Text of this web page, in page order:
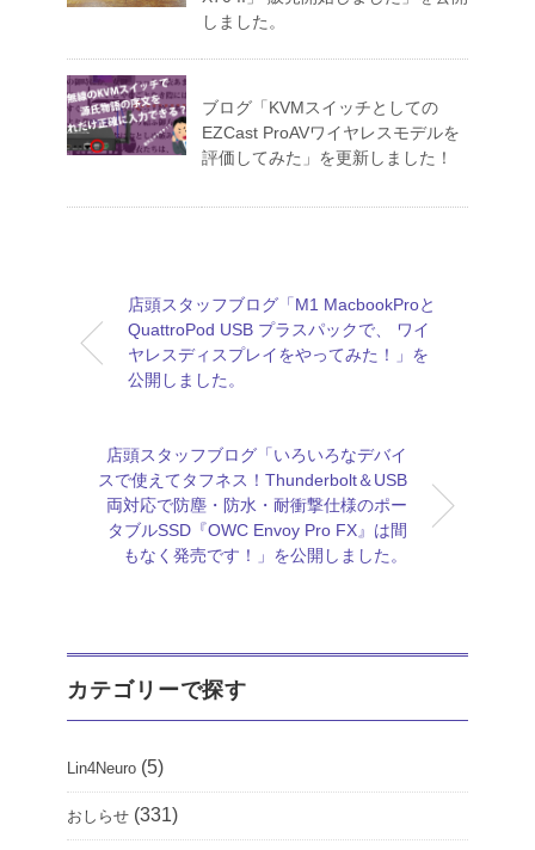
しました。
ブログ「KVMスイッチとしての
EZCast ProAVワイヤレスモデルを
評価してみた」を更新しました！
店頭スタッフブログ「M1 MacbookProと
QuattroPod USB プラスパックで、 ワイ
ヤレスディスプレイをやってみた！」を
公開しました。
店頭スタッフブログ「いろいろなデバイ
スで使えてタフネス！Thunderbolt＆USB
両対応で防塵・防水・耐衝撃仕様のポー
タブルSSD『OWC Envoy Pro FX』は間
もなく発売です！」を公開しました。
カテゴリーで探す
Lin4Neuro (5)
おしらせ (331)